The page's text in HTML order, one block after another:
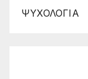
ΨΥΧΟΛΟΓΙΑ